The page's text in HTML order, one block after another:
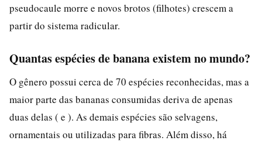
pseudocaule morre e novos brotos (filhotes) crescem a
partir do sistema radicular.
Quantas espécies de banana existem no mundo?
O gênero possui cerca de 70 espécies reconhecidas, mas a
maior parte das bananas consumidas deriva de apenas
duas delas ( e ). As demais espécies são selvagens,
ornamentais ou utilizadas para fibras. Além disso, há